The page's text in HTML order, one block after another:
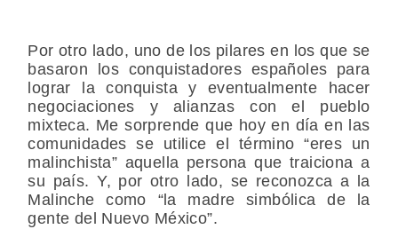
Por otro lado, uno de los pilares en los que se
basaron los conquistadores españoles para
lograr la conquista y eventualmente hacer
negociaciones y alianzas con el pueblo
mixteca. Me sorprende que hoy en día en las
comunidades se utilice el término “eres un
malinchista” aquella persona que traiciona a
su país. Y, por otro lado, se reconozca a la
Malinche como “la madre simbólica de la
gente del Nuevo México”.